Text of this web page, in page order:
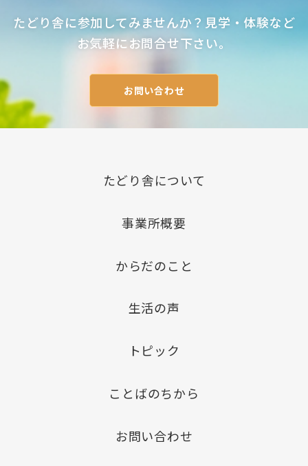
たどり舎に参加してみませんか？見学・体験など
お気軽にお問合せ下さい。
お問い合わせ
たどり舎について
事業所概要
からだのこと
生活の声
トピック
ことばのちから
お問い合わせ